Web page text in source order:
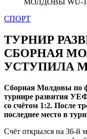
СПОРТ
ТУРНИР
СБОРНАЯ
УСТУПИЛА
Сборная Молдовы по
турнире развития
со счётом 1:2. После
последнее место в
Счёт открылся на 36-й